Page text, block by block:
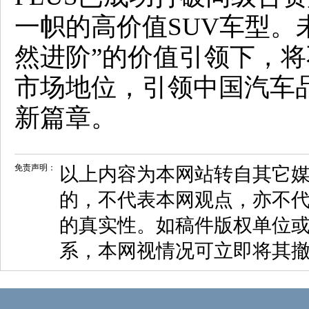
一帜的高价值SUV车型。
然进阶”的价值引领下，
市场地位，引领中国汽车
新篇章。
免责声明：
以上内容为本网站转自其它
的，不代表本网观点，亦不
的真实性。如稿件版权单位
系，本网视情况可立即将其